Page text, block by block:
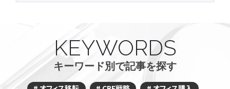
キーワード別で記事を探す
KEYWORDS